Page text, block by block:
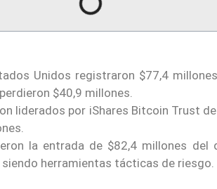
Unidos registraron $77,4
$40,9 millones.
liderados por iShares Bitcoin Trust
la entrada de $82,4 millones del
herramientas tácticas de riesgo.